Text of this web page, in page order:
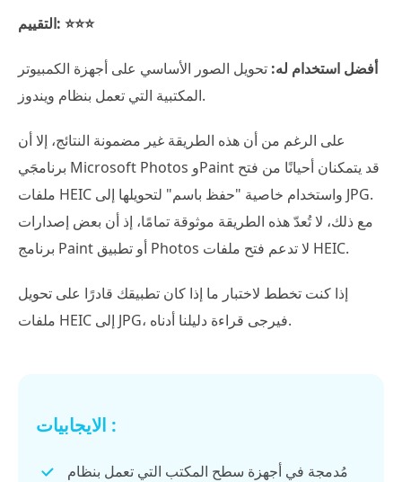
التقييم: ⭐⭐⭐
أفضل استخدام له: تحويل الصور الأساسي على أجهزة الكمبيوتر
المكتبية التي تعمل بنظام ويندوز.
على الرغم من أن هذه الطريقة غير مضمونة النتائج، إلا أن
برنامجَي Microsoft Photos وPaint قد يتمكنان أحيانًا من فتح
ملفات HEIC واستخدام خاصية "حفظ باسم" لتحويلها إلى JPG.
مع ذلك، لا تُعدّ هذه الطريقة موثوقة تمامًا، إذ أن بعض إصدارات
برنامج Paint أو تطبيق Photos لا تدعم فتح ملفات HEIC.
إذا كنت تخطط لاختبار ما إذا كان تطبيقك قادرًا على تحويل
ملفات HEIC إلى JPG، فيرجى قراءة دليلنا أدناه.
الايجابيات :
مُدمجة في أجهزة سطح المكتب التي تعمل بنظام